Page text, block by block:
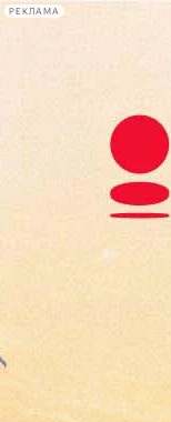
РЕКЛАМА
Сегодня:
2026.08.07
16:05
Афиша Plus